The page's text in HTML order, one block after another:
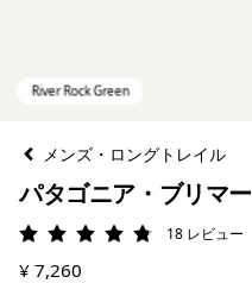
メンズ・ロングトレイル
パタゴニア・ブリマー
評価: 4.8 / 5
18 レビュー
¥ 7,260